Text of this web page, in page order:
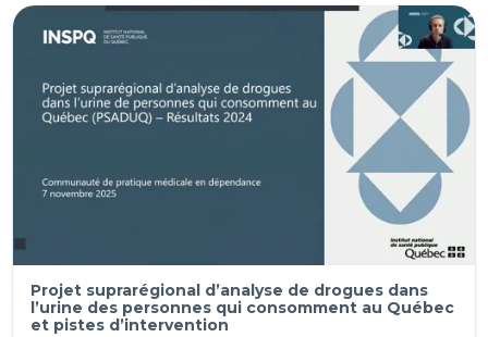
Projet suprarégional d’analyse de drogues dans
l’urine des personnes qui consomment au Québec
et pistes d’intervention